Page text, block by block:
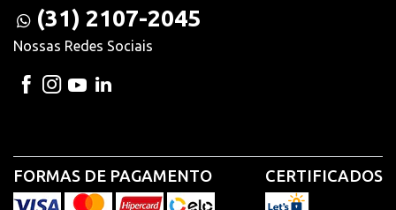
(31) 2107-2045
Nossas Redes Sociais
FORMAS DE PAGAMENTO CERTIFICADOS